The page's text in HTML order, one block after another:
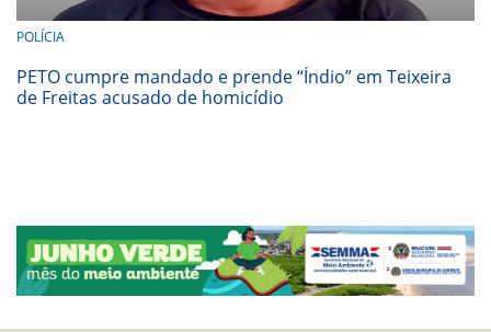
POLÍCIA
PETO cumpre mandado e prende “Índio” em Teixeira
de Freitas acusado de homicídio